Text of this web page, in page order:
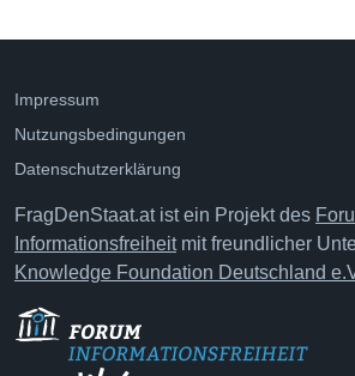
Impressum
Nutzungsbedingungen
Datenschutzerklärung
FragDenStaat.at ist ein Projekt des
Informationsfreiheitmit freundlicher
Knowledge Foundation Deutschland